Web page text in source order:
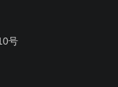
号